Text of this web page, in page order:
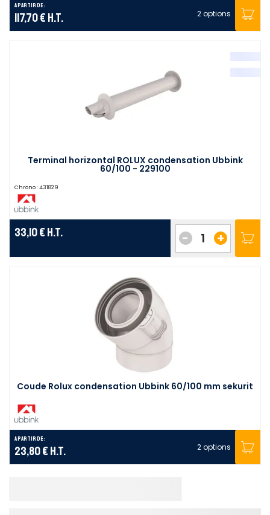
A partir de :
117,70 € H.T. 2 options
Terminal horizontal ROLUX condensation Ubbink
60/100 - 229100
Chrono : 431829
33,10 € H.T. +
-
Coude Rolux condensation Ubbink 60/100 mm sekurit
A partir de :
23,80 € H.T. 2 options